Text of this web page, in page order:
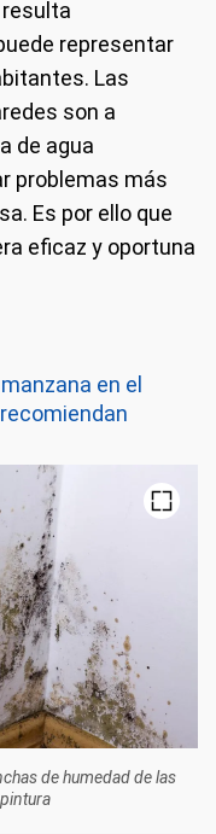
representar
Las
son a
de agua
problemas más
Es por ello que
eficaz y oportuna
en el
de humedad de las